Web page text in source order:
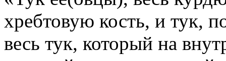
хребтовую кость, и тук,
весь тук, который на